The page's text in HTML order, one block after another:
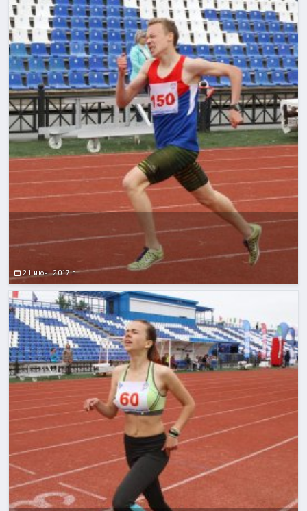
21 июн. 2017 г.